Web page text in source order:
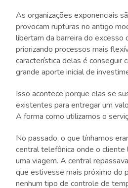
As organizações exponenciais
provocam rupturas no antigo
libertam da barreira do excesso
priorizando processos mais
característica delas é conseguir
grande aporte inicial de
Isso acontece porque elas se
existentes para entregar um
A forma como utilizamos o
No passado, o que tínhamos
central telefônica onde o cliente
uma viagem. A central
que estivesse mais próximo do
nenhum tipo de controle de